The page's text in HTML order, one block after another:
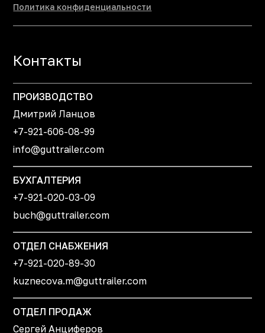
Политика конфиденциальности
Контакты
ПРОИЗВОДСТВО
Дмитрий Ланцов
+7-921-606-08-99
info@guttrailer.com
БУХГАЛТЕРИЯ
+7-921-020-03-09
buch@guttrailer.com
ОТДЕЛ СНАБЖЕНИЯ
+7-921-020-89-30
kuznecova.m@guttrailer.com
ОТДЕЛ ПРОДАЖ
Сергей Анциферов